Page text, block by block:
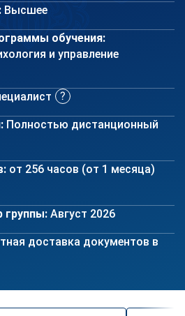
Высшее
обучения:
и управление
Полностью дистанционный
от 256 часов (от 1 месяца)
группы: Август 2026
доставка документов в